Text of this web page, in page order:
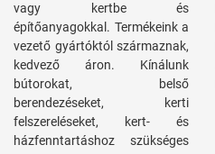
vagy kertbe és
építőanyagokkal. Termékeink a
vezető gyártóktól származnak,
kedvező áron. Kínálunk
bútorokat, belső
berendezéseket, kerti
felszereléseket, kert- és
házfenntartáshoz szükséges